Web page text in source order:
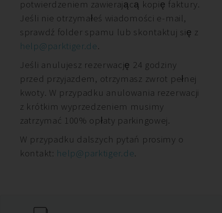
potwierdzeniem zawierającą kopię faktury.
Jeśli nie otrzymałeś wiadomości e-mail,
sprawdź folder spamu lub skontaktuj się z
help@parktiger.de.
Jeśli anulujesz rezerwację 24 godziny
przed przyjazdem, otrzymasz zwrot pełnej
kwoty. W przypadku anulowania rezerwacji
z krótkim wyprzedzeniem musimy
zatrzymać 100% opłaty parkingowej.
W przypadku dalszych pytań prosimy o
kontakt: help@parktiger.de.